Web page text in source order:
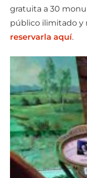
gratuita a 30
público ilimitado y
reservarla aquí.